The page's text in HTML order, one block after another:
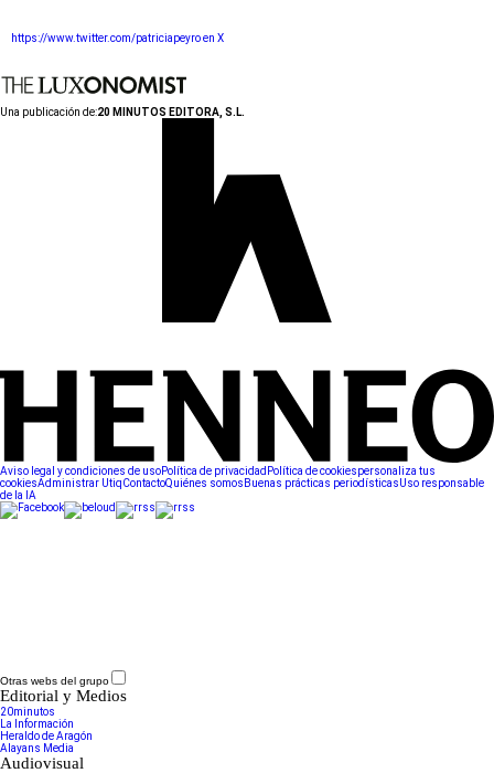
https://www.twitter.com/patriciapeyro en X
Una publicación de:20 MINUTOS EDITORA, S.L.
Aviso legal y condiciones de usoPolítica de privacidad Política de cookiespersonaliza tus
cookiesAdministrar UtiqContactoQuiénes somos Buenas prácticas periodísticasUso responsable
de la IA
Otras webs del grupo
Editorial y Medios
20minutos
La Información
Heraldo de Aragón
Alayans Media
Audiovisual